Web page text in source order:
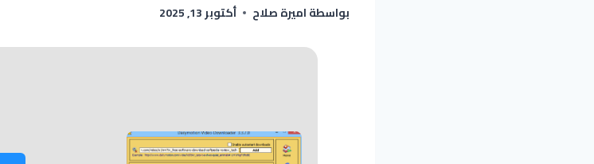
بواسطةاميرة صلاح أكتوبر 13, 2025